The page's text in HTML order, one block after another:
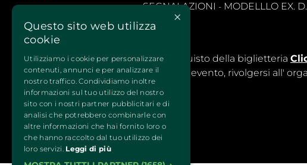
SEGNALAZIONI - MODELLLO EX.
CONTATTI
Per informazioni e supporto all'acquisto della biglietteria
Per informazioni sul programma e l'evento, rivolgersi all'
Dichiarazione di accessibilità
×
Questo sito web utilizza
cookie
Utilizziamo i cookie per personalizzare
contenuti, annunci e per analizzare il
nostro traffico. Condividiamo inoltre
informazioni sul tuo utilizzo del nostro
sito con i nostri partner pubblicitari e di
analisi che potrebbero combinarle con
altre informazioni che hai fornito loro o
che hanno raccolto dal tuo utilizzo dei
loro servizi. Leggi di più